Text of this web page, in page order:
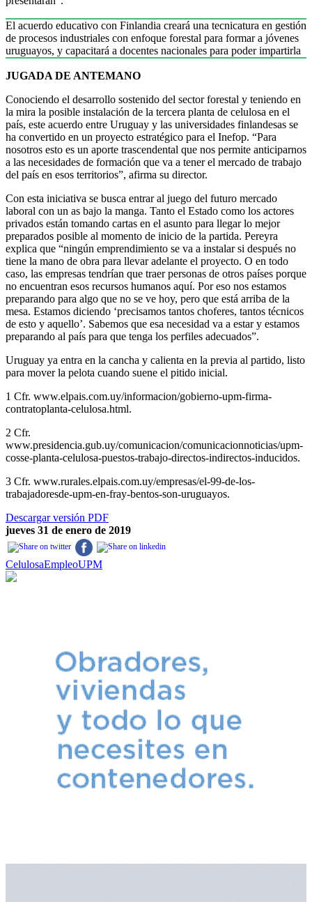
El acuerdo educativo con Finlandia creará una tecnicatura en gestión
de procesos industriales con enfoque forestal para formar a jóvenes
uruguayos, y capacitará a docentes nacionales para poder impartirla
JUGADA DE ANTEMANO
Conociendo el desarrollo sostenido del sector forestal y teniendo en
la mira la posible instalación de la tercera planta de celulosa en el
país, este acuerdo entre Uruguay y las universidades finlandesas se
ha convertido en un proyecto estratégico para el Inefop. “Para
nosotros esto es un aporte trascendental que nos permite anticiparnos
a las necesidades de formación que va a tener el mercado de trabajo
del país en esos territorios”, afirma su director.
Con esta iniciativa se busca entrar al juego del futuro mercado
laboral con un as bajo la manga. Tanto el Estado como los actores
privados están tomando cartas en el asunto para llegar lo mejor
preparados posible al momento de inicio de la partida. Pereyra
explica que “ningún emprendimiento se va a instalar si después no
tiene la mano de obra para llevar adelante el proyecto. O en todo
caso, las empresas tendrían que traer personas de otros países porque
no encuentran esos recursos humanos aquí. Por eso nos estamos
preparando para algo que no se ve hoy, pero que está arriba de la
mesa. Estamos diciendo ‘precisamos tantos choferes, tantos técnicos
de esto y aquello’. Sabemos que esa necesidad va a estar y estamos
preparando al país para que tenga los perfiles adecuados”.
Uruguay ya entra en la cancha y calienta en la previa al partido, listo
para mover la pelota cuando suene el pitido inicial.
1 Cfr. www.elpais.com.uy/informacion/gobierno-upm-firma-
contratoplanta-celulosa.html.
2 Cfr.
www.presidencia.gub.uy/comunicacion/comunicacionnoticias/upm-
cosse-planta-celulosa-puestos-trabajo-directos-indirectos-inducidos.
3 Cfr. www.rurales.elpais.com.uy/empresas/el-99-de-los-
trabajadoresde-upm-en-fray-bentos-son-uruguayos.
Descargar versión PDF
jueves 31 de enero de 2019
CelulosaEmpleoUPM